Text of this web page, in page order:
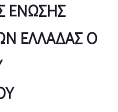
ΕΝΩΣΗΣ
ΕΛΛΑΔΑΣ Ο